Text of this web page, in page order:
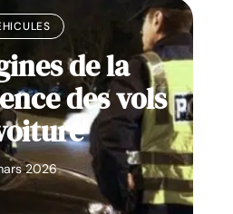
de la
des vols
2026